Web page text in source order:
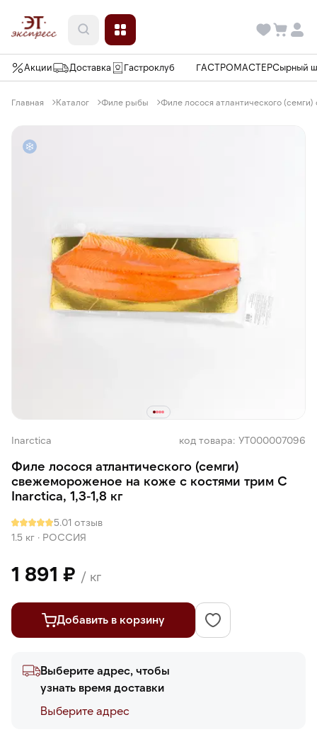
Акции Доставка Гастроклуб ГАСТРОМАСТЕРСырный
Главная Каталог Филе рыбы Филе лосося атлантического
Inarctica код товара: УТ000007096
Филе лосося атлантического (семги)
свежемороженое на коже с костями трим С
Inarctica, 1,3-1,8 кг
5.01 отзыв
1.5 кг · РОССИЯ
1 891 ₽ / кг
Добавить в корзину
Выберите адрес, чтобы
узнать время доставки
Выберите адреc